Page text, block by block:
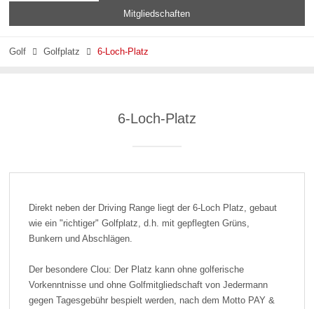
Mitgliedschaften
Golf  Golfplatz  6-Loch-Platz
6-Loch-Platz
Direkt neben der Driving Range liegt der 6-Loch Platz, gebaut
wie ein "richtiger" Golfplatz, d.h. mit gepflegten Grüns,
Bunkern und Abschlägen.
Der besondere Clou: Der Platz kann ohne golferische
Vorkenntnisse und ohne Golfmitgliedschaft von Jedermann
gegen Tagesgebühr bespielt werden, nach dem Motto PAY &